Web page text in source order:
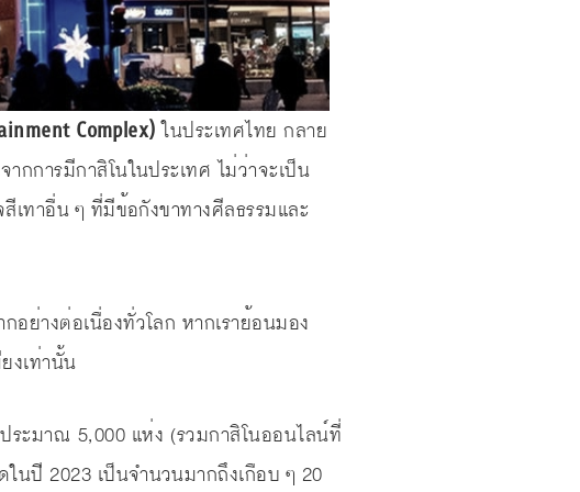
Complex)ในประเทศไทย กลาย
กการมีกาสิโนในประเทศ ไม่ว่าจะเป็น
เทาอื่น ๆ ที่มีข้อกังขาทางศีลธรรมและ
ย่างต่อเนื่องทั่วโลก หากเราย้อนมอง
งเท่านั้น
ะมาณ 5,000 แห่ง (รวมกาสิโนออนไลน์ที่
นปี 2023 เป็นจำนวนมากถึงเกือบ ๆ 20